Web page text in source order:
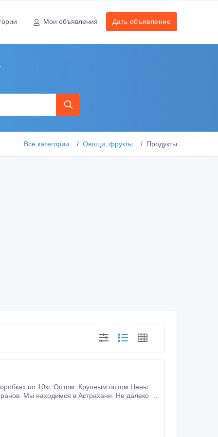
Мои объявления Дать объявление
Все категории Овощи, фрукты Продукты
от